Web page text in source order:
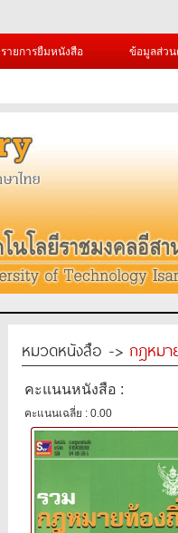
รายการยืมหนังสือ ข้อมูลส่ว
หมวดหนังสือ -> กฎหมา
คะแนนหนังสือ :
คะแนนเฉลี่ย : 0.00